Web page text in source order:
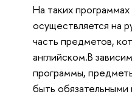
На таких
осуществляется на
часть предметов,
английском.В
программы,
быть обязательными